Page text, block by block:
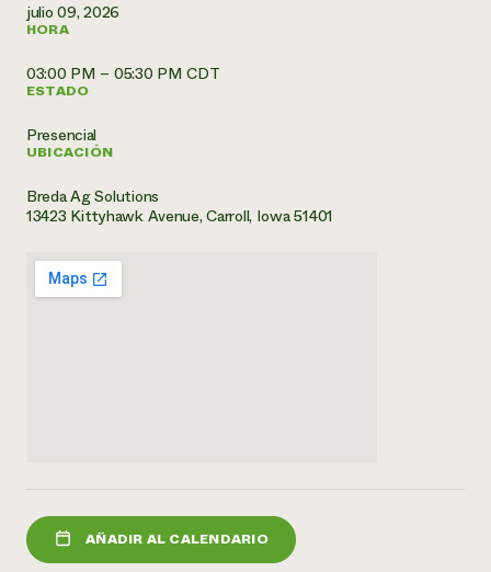
julio 09, 2026
HORA
03:00 PM – 05:30 PM CDT
ESTADO
Presencial
UBICACIÓN
Breda Ag Solutions
13423 Kittyhawk Avenue, Carroll, Iowa 51401
AÑADIR AL CALENDARIO